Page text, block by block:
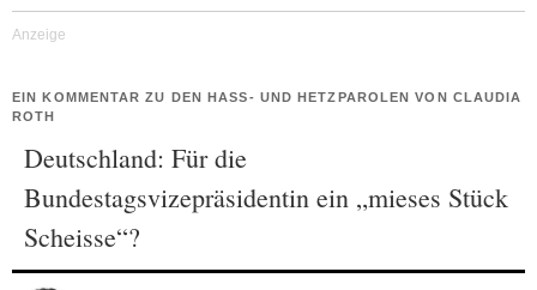
EIN KOMMENTAR ZU DEN HASS- UND HETZPAROLEN VON CLAUDIA
ROTH
Deutschland: Für die
Bundestagsvizepräsidentin ein „mieses Stück
Scheisse“?